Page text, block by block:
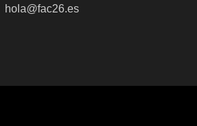
hola@fac26.es